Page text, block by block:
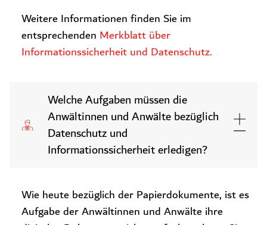
Weitere Informationen finden Sie im
entsprechenden Merkblatt über
Informationssicherheit und Datenschutz.
Welche Aufgaben müssen die
Anwältinnen und Anwälte bezüglich
Datenschutz und
Informationssicherheit erledigen?
Wie heute bezüglich der Papierdokumente, ist es
Aufgabe der Anwältinnen und Anwälte ihre